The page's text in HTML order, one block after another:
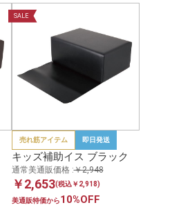
SALE
売れ筋アイテム 即日発送
キッズ補助イス ブラック
通常美通販価格 :￥2,948
￥2,653(税込￥2,918)
美通販特価から10%OFF